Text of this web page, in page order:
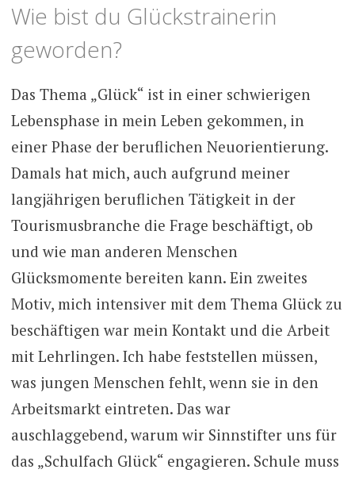
Wie bist du Glückstrainerin
geworden?
Das Thema „Glück“ ist in einer schwierigen
Lebensphase in mein Leben gekommen, in
einer Phase der beruflichen Neuorientierung.
Damals hat mich, auch aufgrund meiner
langjährigen beruflichen Tätigkeit in der
Tourismusbranche die Frage beschäftigt, ob
und wie man anderen Menschen
Glücksmomente bereiten kann. Ein zweites
Motiv, mich intensiver mit dem Thema Glück zu
beschäftigen war mein Kontakt und die Arbeit
mit Lehrlingen. Ich habe feststellen müssen,
was jungen Menschen fehlt, wenn sie in den
Arbeitsmarkt eintreten. Das war
auschlaggebend, warum wir Sinnstifter uns für
das „Schulfach Glück“ engagieren. Schule muss